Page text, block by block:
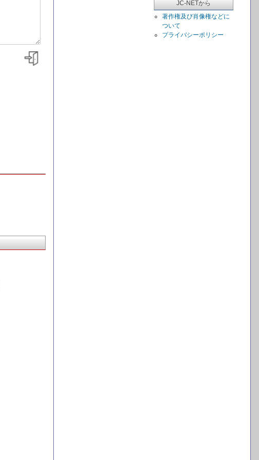
JC-NETから
著作権及び肖像権などに
ついて
プライバシーポリシー